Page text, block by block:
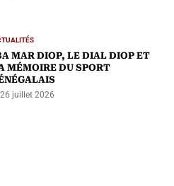
MAR DIOP, LE DIAL DIOP ET
MÉMOIRE DU SPORT
26 juillet 2026